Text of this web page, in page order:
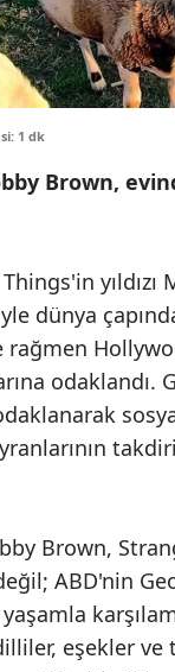
1 dk
Brown,
dünya
rağmen
odaklandı.
Brown,
ABD'nin
eşekler ve